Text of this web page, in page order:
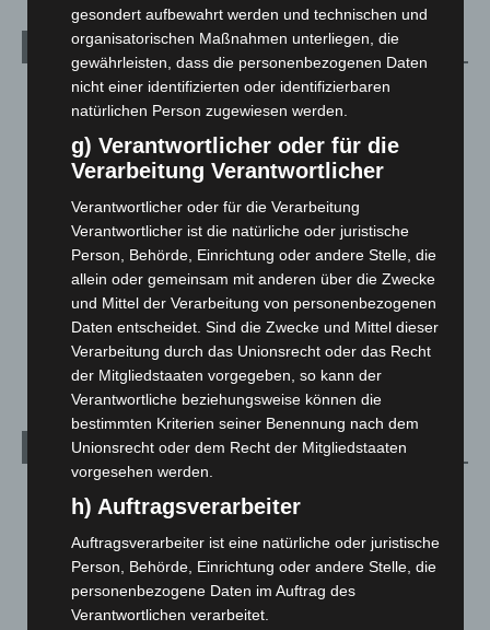
Kategorien
Blaulicht
Hannover und Region
Leserbriefe
Menschen
Über uns
Veranstaltungen
1.888
1.271
Archiv
August 2026
(14)
Juni 2026(139)
Mai 2026(99)
gesondert aufbewahrt werden und technischen und
organisatorischen Maßnahmen unterliegen, die
gewährleisten, dass die personenbezogenen Daten
nicht einer identifizierten oder identifizierbaren
natürlichen Person zugewiesen werden.
g) Verantwortlicher oder für die
Verarbeitung Verantwortlicher
Verantwortlicher oder für die Verarbeitung
Verantwortlicher ist die natürliche oder juristische
Person, Behörde, Einrichtung oder andere Stelle, die
allein oder gemeinsam mit anderen über die Zwecke
und Mittel der Verarbeitung von personenbezogenen
Daten entscheidet. Sind die Zwecke und Mittel dieser
Verarbeitung durch das Unionsrecht oder das Recht
der Mitgliedstaaten vorgegeben, so kann der
Verantwortliche beziehungsweise können die
bestimmten Kriterien seiner Benennung nach dem
Unionsrecht oder dem Recht der Mitgliedstaaten
vorgesehen werden.
h) Auftragsverarbeiter
Auftragsverarbeiter ist eine natürliche oder juristische
Person, Behörde, Einrichtung oder andere Stelle, die
personenbezogene Daten im Auftrag des
Verantwortlichen verarbeitet.